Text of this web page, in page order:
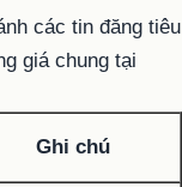
các tin đăng tiêu
giá chung tại
Ghi chú